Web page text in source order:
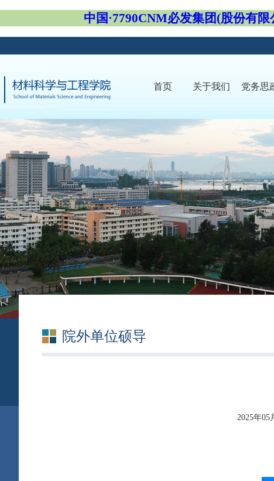
中国·7790CNM必发集团(股份有
首页 关于我们 党务思
院外单位硕导
2025年